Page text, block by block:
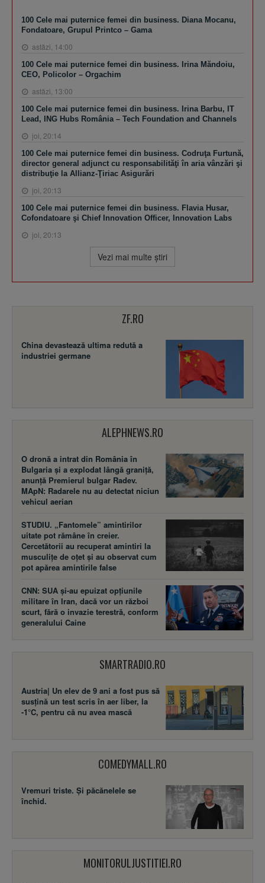
100 Cele mai puternice femei din business. Diana Mocanu,
Fondatoare, Grupul Printco – Gama
astăzi, 14:00
100 Cele mai puternice femei din business. Irina Măndoiu,
CEO, Policolor – Orgachim
astăzi, 13:00
100 Cele mai puternice femei din business. Irina Barbu, IT
Lead, ING Hubs România – Tech Foundation and Channels
joi, 20:14
100 Cele mai puternice femei din business. Codruţa Furtună,
director general adjunct cu responsabilităţi în aria vânzări şi
distribuţie la Allianz-Ţiriac Asigurări
joi, 20:13
100 Cele mai puternice femei din business. Flavia Husar,
Cofondatoare şi Chief Innovation Officer, Innovation Labs
joi, 20:13
Vezi mai multe ştiri
ZF.RO
China devastează ultima redută a
industriei germane
ALEPHNEWS.RO
O dronă a intrat din România în
Bulgaria și a explodat lângă graniță,
anunță Premierul bulgar Radev.
MApN: Radarele nu au detectat niciun
vehicul aerian
STUDIU. „Fantomele” amintirilor
uitate pot rămâne în creier.
Cercetătorii au recuperat amintiri la
musculițe de oțet și au observat cum
pot apărea amintirile false
CNN: SUA şi-au epuizat opțiunile
militare în Iran, dacă vor un război
scurt, fără o invazie terestră, conform
generalului Caine
SMARTRADIO.RO
Austria| Un elev de 9 ani a fost pus să
susţină un test scris în aer liber, la
-1°C, pentru că nu avea mască
COMEDYMALL.RO
Vremuri triste. Şi păcănelele se
închid.
MONITORULJUSTITIEI.RO